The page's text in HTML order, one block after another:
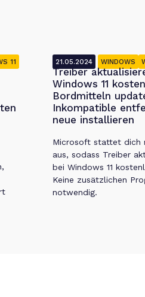
11 21.05.2024 WINDOWS
Treiber
Windows 11
Bordmitteln
Inkompatible
neue installieren
Microsoft stattet dich
aus, sodass Treiber
bei Windows 11
Keine zusätzlichen
notwendig.